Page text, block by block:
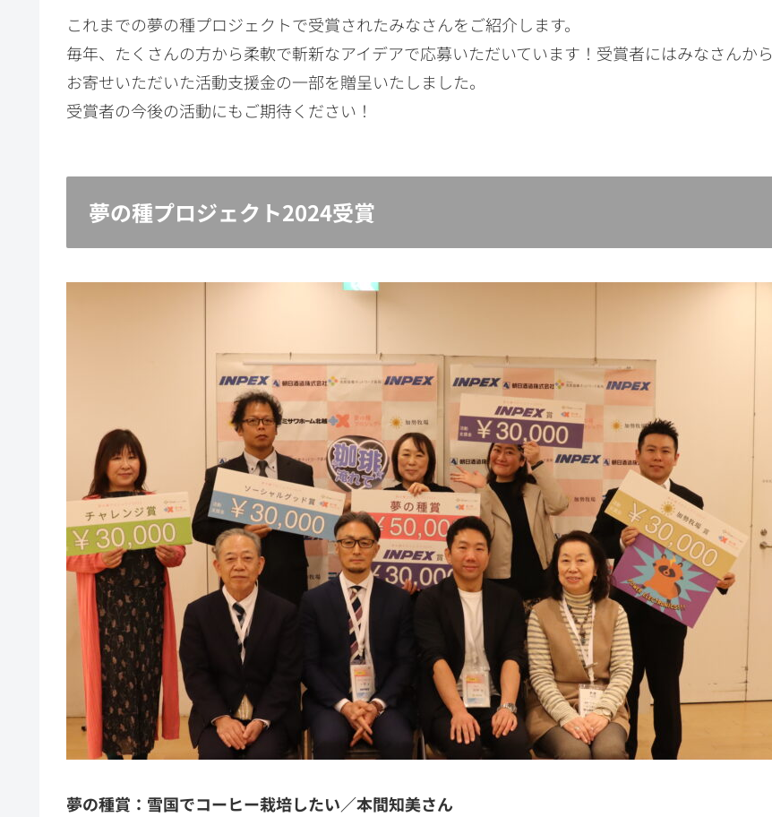
これまでの夢の種プロジェクトで受賞されたみなさんをご紹介します。
毎年、たくさんの方から柔軟で斬新なアイデアで応募いただいています！受賞者にはみなさんから
お寄せいただいた活動支援金の一部を贈呈いたしました。
受賞者の今後の活動にもご期待ください！
夢の種プロジェクト2024受賞
夢の種賞：雪国でコーヒー栽培したい／本間知美さん